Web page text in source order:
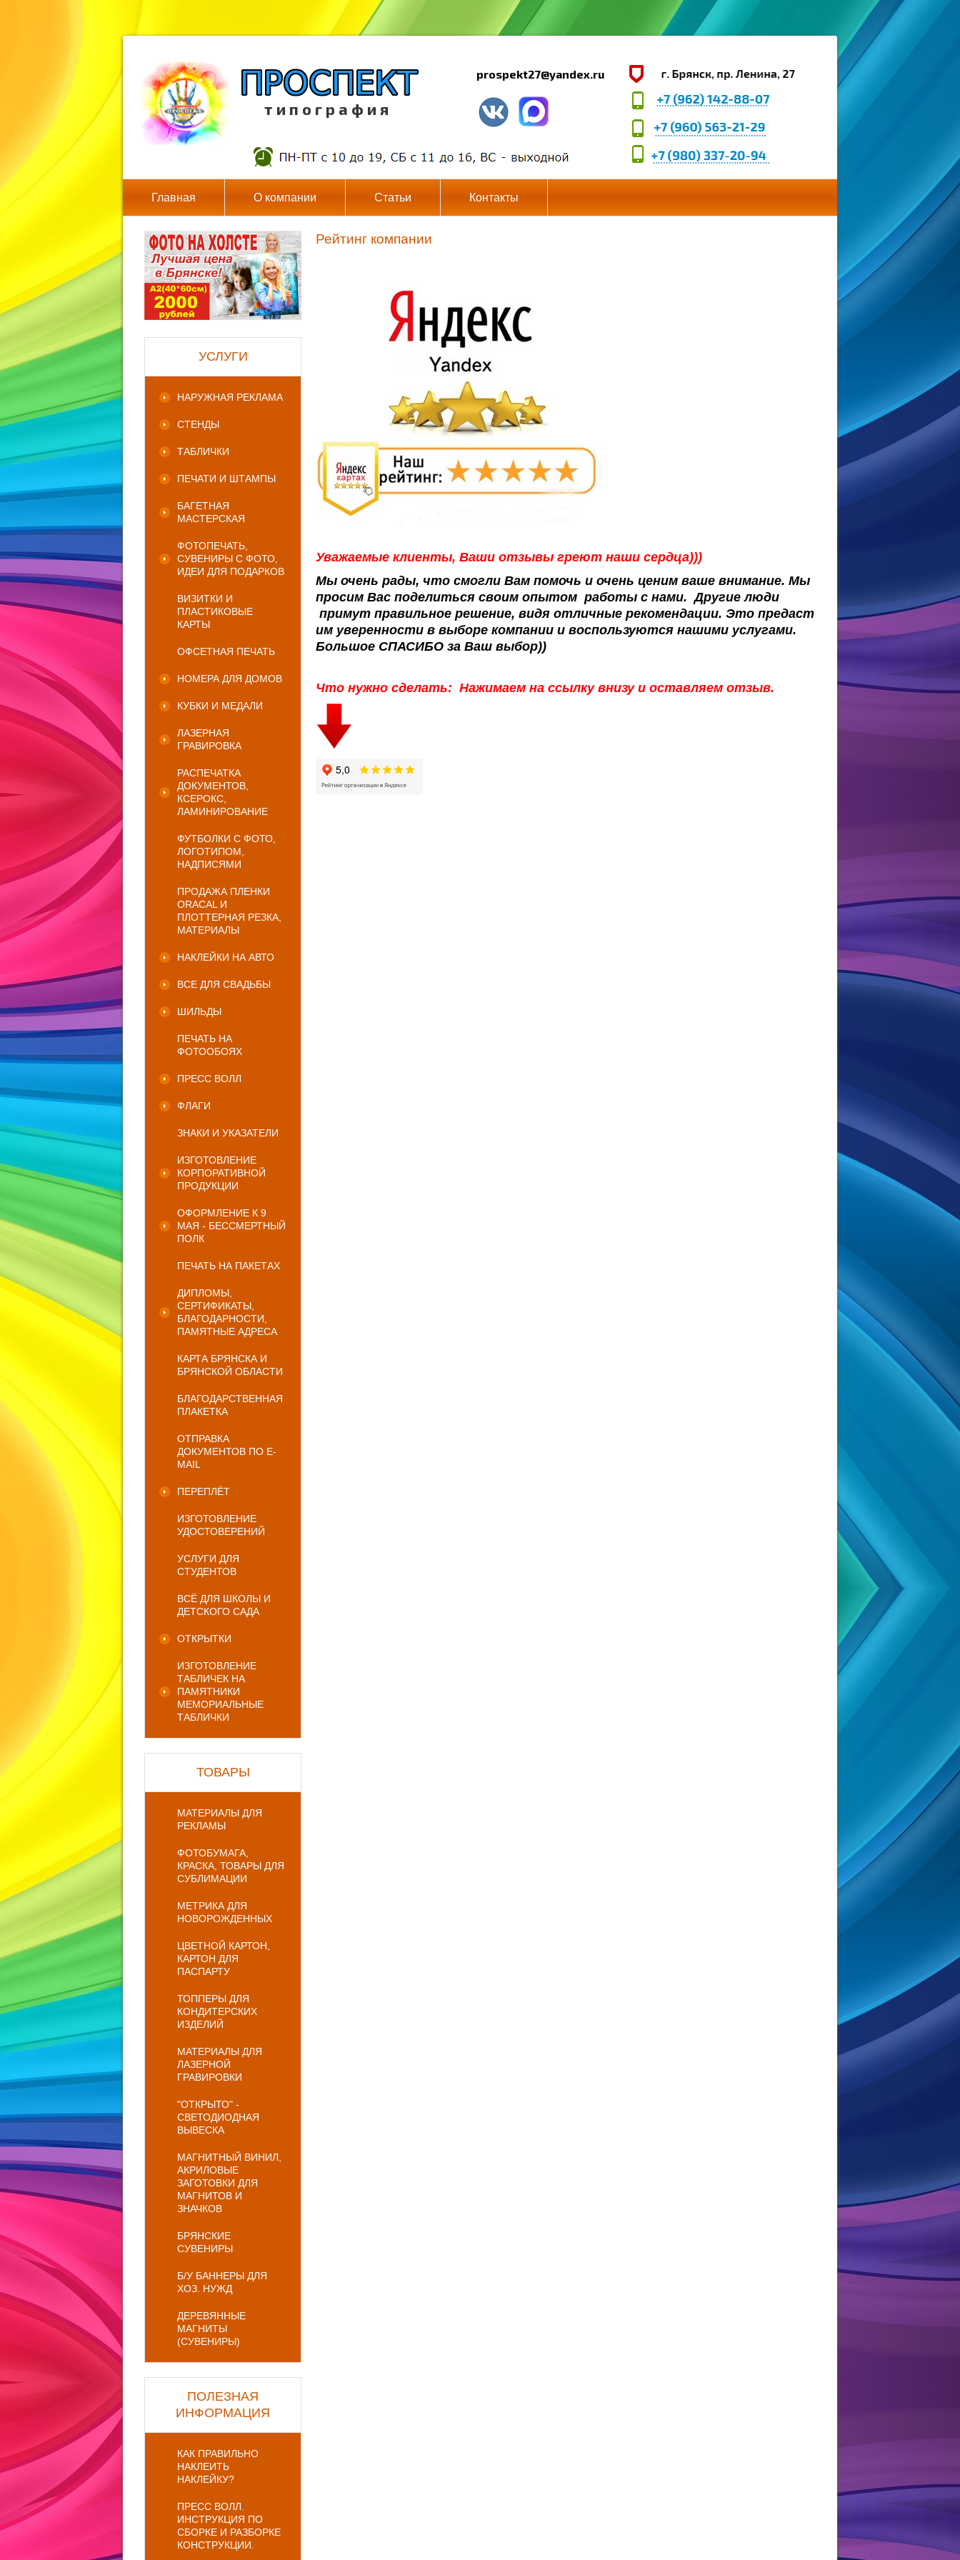
т и п о г р а ф и я
prospekt27@yandex.ru
Главная О компании Статьи Контакты
УСЛУГИ
НАРУЖНАЯ РЕКЛАМА
СТЕНДЫ
ТАБЛИЧКИ
ПЕЧАТИ И ШТАМПЫ
БАГЕТНАЯ
МАСТЕРСКАЯ
ФОТОПЕЧАТЬ,
СУВЕНИРЫ С ФОТО,
ИДЕИ ДЛЯ ПОДАРКОВ
ВИЗИТКИ И
ПЛАСТИКОВЫЕ
КАРТЫ
ОФСЕТНАЯ ПЕЧАТЬ
НОМЕРА ДЛЯ ДОМОВ
КУБКИ И МЕДАЛИ
ЛАЗЕРНАЯ
ГРАВИРОВКА
РАСПЕЧАТКА
ДОКУМЕНТОВ,
КСЕРОКС,
ЛАМИНИРОВАНИЕ
ФУТБОЛКИ С ФОТО,
ЛОГОТИПОМ,
НАДПИСЯМИ
ПРОДАЖА ПЛЕНКИ
ORACAL И
ПЛОТТЕРНАЯ РЕЗКА,
МАТЕРИАЛЫ
НАКЛЕЙКИ НА АВТО
ВСЕ ДЛЯ СВАДЬБЫ
ШИЛЬДЫ
ПЕЧАТЬ НА
ФОТООБОЯХ
ПРЕСС ВОЛЛ
ФЛАГИ
ЗНАКИ И УКАЗАТЕЛИ
ИЗГОТОВЛЕНИЕ
КОРПОРАТИВНОЙ
ПРОДУКЦИИ
ОФОРМЛЕНИЕ К 9
МАЯ - БЕССМЕРТНЫЙ
ПОЛК
ПЕЧАТЬ НА ПАКЕТАХ
ДИПЛОМЫ,
СЕРТИФИКАТЫ,
БЛАГОДАРНОСТИ,
ПАМЯТНЫЕ АДРЕСА
КАРТА БРЯНСКА И
БРЯНСКОЙ ОБЛАСТИ
БЛАГОДАРСТВЕННАЯ
ПЛАКЕТКА
ОТПРАВКА
ДОКУМЕНТОВ ПО E-
MAIL
ПЕРЕПЛЁТ
ИЗГОТОВЛЕНИЕ
УДОСТОВЕРЕНИЙ
УСЛУГИ ДЛЯ
СТУДЕНТОВ
ВСЁ ДЛЯ ШКОЛЫ И
ДЕТСКОГО САДА
ОТКРЫТКИ
ИЗГОТОВЛЕНИЕ
ТАБЛИЧЕК НА
ПАМЯТНИКИ
МЕМОРИАЛЬНЫЕ
ТАБЛИЧКИ
ТОВАРЫ
МАТЕРИАЛЫ ДЛЯ
РЕКЛАМЫ
ФОТОБУМАГА,
КРАСКА, ТОВАРЫ ДЛЯ
СУБЛИМАЦИИ
МЕТРИКА ДЛЯ
НОВОРОЖДЕННЫХ
ЦВЕТНОЙ КАРТОН,
КАРТОН ДЛЯ
ПАСПАРТУ
ТОППЕРЫ ДЛЯ
КОНДИТЕРСКИХ
ИЗДЕЛИЙ
МАТЕРИАЛЫ ДЛЯ
ЛАЗЕРНОЙ
ГРАВИРОВКИ
"ОТКРЫТО" -
СВЕТОДИОДНАЯ
ВЫВЕСКА
МАГНИТНЫЙ ВИНИЛ,
АКРИЛОВЫЕ
ЗАГОТОВКИ ДЛЯ
МАГНИТОВ И
ЗНАЧКОВ
БРЯНСКИЕ
СУВЕНИРЫ
Б/У БАННЕРЫ ДЛЯ
ХОЗ. НУЖД
ДЕРЕВЯННЫЕ
МАГНИТЫ
(СУВЕНИРЫ)
ПОЛЕЗНАЯ
ИНФОРМАЦИЯ
КАК ПРАВИЛЬНО
НАКЛЕИТЬ
НАКЛЕЙКУ?
ПРЕСС ВОЛЛ.
ИНСТРУКЦИЯ ПО
СБОРКЕ И РАЗБОРКЕ
КОНСТРУКЦИИ.
Рейтинг компании
Уважаемые клиенты, Ваши отзывы греют наши сердца)))
Мы очень рады, что смогли Вам помочь и очень ценим ваше внимание. Мы
просим Вас поделиться своим опытом работы с нами. Другие люди
примут правильное решение, видя отличные рекомендации. Это предаст
им уверенности в выборе компании и воспользуются нашими услугами.
Большое СПАСИБО за Ваш выбор))
Что нужно сделать: Нажимаем на ссылку внизу и оставляем отзыв.